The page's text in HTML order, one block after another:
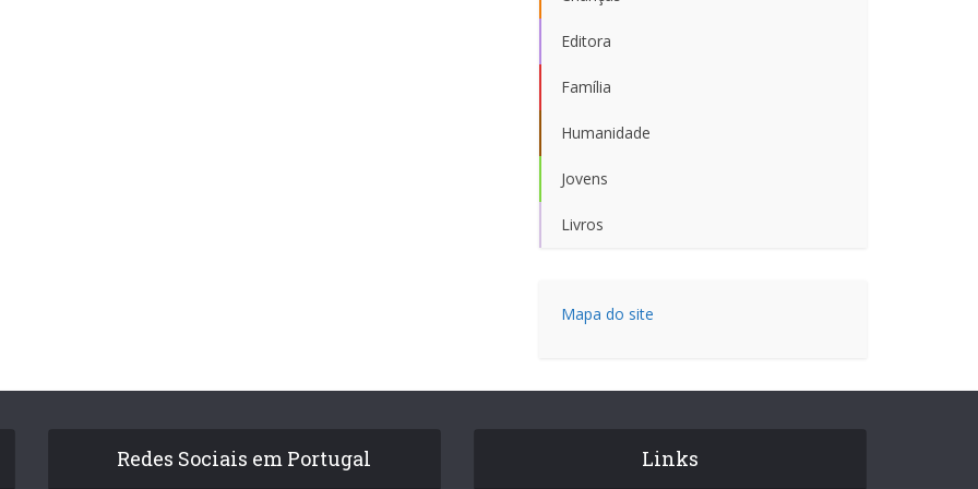
Editora
Família
Humanidade
Jovens
Livros
Mapa do site
Redes Sociais em Portugal Links